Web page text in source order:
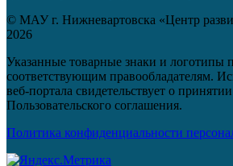
© МАУ г. Нижневартовска «Центр
2026
Указанные товарные знаки и логотипы
соответствующим правообладателям.
веб-портала свидетельствует о
Пользовательского соглашения.
Политика конфиденциальности